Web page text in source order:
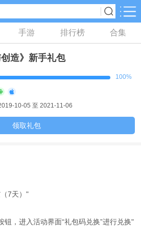
应用分类
休闲益智
飞行射击
手游 排行榜 合集
创造》新手礼包
100%
10-05 至 2021-11-06
领取礼包
7天）"
钮，进入活动界面“礼包码兑换”进行兑换"